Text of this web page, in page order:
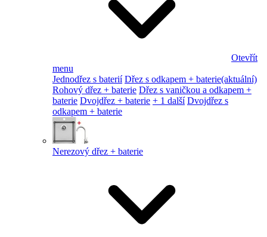
Otevřít
menu
Jednodřez s baterií Dřez s odkapem + baterie(aktuální)
Rohový dřez + baterie Dřez s vaničkou a odkapem +
baterie Dvojdřez + baterie + 1 další Dvojdřez s
odkapem + baterie
Nerezový dřez + baterie